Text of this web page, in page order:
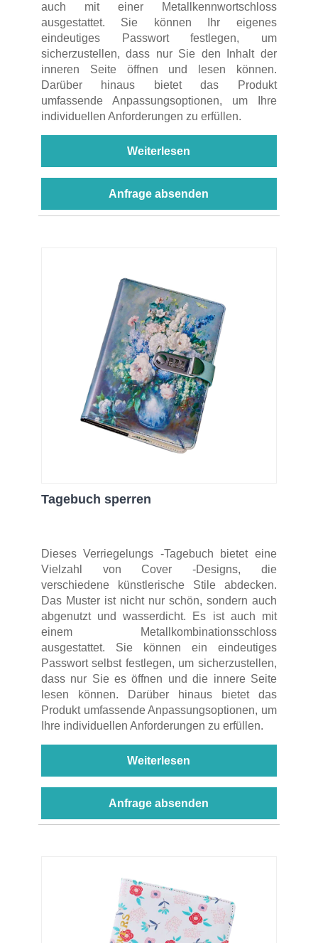
auch mit einer Metallkennwortschloss
ausgestattet. Sie können Ihr eigenes
eindeutiges Passwort festlegen, um
sicherzustellen, dass nur Sie den Inhalt der
inneren Seite öffnen und lesen können.
Darüber hinaus bietet das Produkt
umfassende Anpassungsoptionen, um Ihre
individuellen Anforderungen zu erfüllen.
Weiterlesen
Anfrage absenden
Tagebuch sperren
Dieses Verriegelungs -Tagebuch bietet eine
Vielzahl von Cover -Designs, die
verschiedene künstlerische Stile abdecken.
Das Muster ist nicht nur schön, sondern auch
abgenutzt und wasserdicht. Es ist auch mit
einem Metallkombinationsschloss
ausgestattet. Sie können ein eindeutiges
Passwort selbst festlegen, um sicherzustellen,
dass nur Sie es öffnen und die innere Seite
lesen können. Darüber hinaus bietet das
Produkt umfassende Anpassungsoptionen, um
Ihre individuellen Anforderungen zu erfüllen.
Weiterlesen
Anfrage absenden